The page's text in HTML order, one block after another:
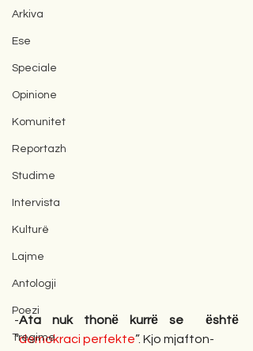
Arkiva
Ese
Speciale
Opinione
Komunitet
Reportazh
Studime
Intervista
Kulturë
Lajme
Antologji
Poezi
Tregime
-Ata nuk thonё kurrё se  ёshtё
“demokraci perfekte”. Kjo mjafton-